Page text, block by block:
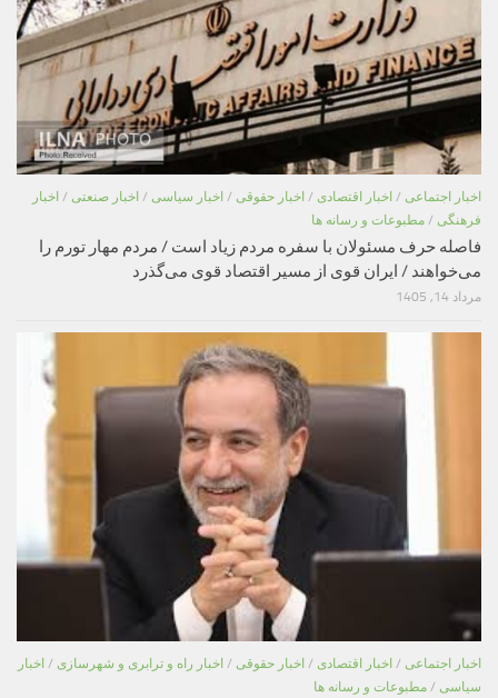
اخبار اجتماعی / اخبار اقتصادی / اخبار حقوقی / اخبار سیاسی / اخبار صنعتی / اخبار
فرهنگی / مطبوعات و رسانه ها
فاصله حرف مسئولان با سفره مردم زیاد است / مردم مهار تورم را
می‌خواهند / ایران قوی از مسیر اقتصاد قوی می‌گذرد
مرداد 14, 1405
اخبار اجتماعی / اخبار اقتصادی / اخبار حقوقی / اخبار راه و ترابری و شهرسازی / اخبار
سیاسی / مطبوعات و رسانه ها